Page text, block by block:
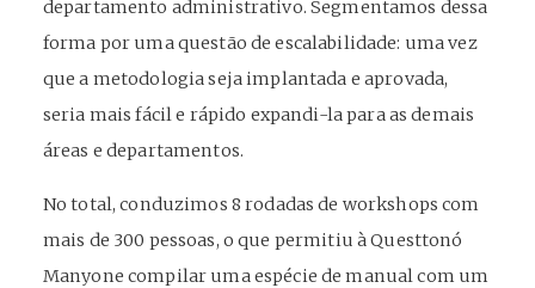
departamento administrativo. Segmentamos dessa
forma por uma questão de escalabilidade: uma vez
que a metodologia seja implantada e aprovada,
seria mais fácil e rápido expandi-la para as demais
áreas e departamentos.
No total, conduzimos 8 rodadas de workshops com
mais de 300 pessoas, o que permitiu à Questtonó
Manyone compilar uma espécie de manual com um